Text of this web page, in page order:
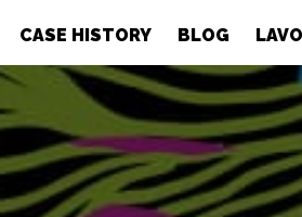
CASE HISTORY BLOG